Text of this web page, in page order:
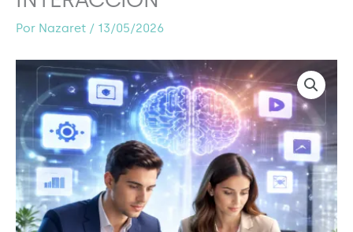
Por Nazaret / 13/05/2026